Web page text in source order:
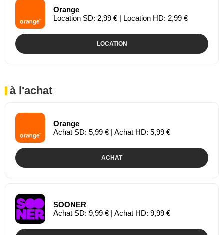
Orange
Location SD: 2,99 € | Location HD: 2,99 €
LOCATION
à l'achat
Orange
Achat SD: 5,99 € | Achat HD: 5,99 €
ACHAT
SOONER
Achat SD: 9,99 € | Achat HD: 9,99 €